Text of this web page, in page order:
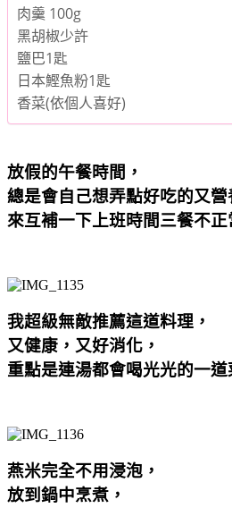
肉羹 100g
黑胡椒少許
鹽巴1匙
日本鰹魚粉1匙
香菜(依個人喜好)
放假的午餐時間，
總是會自己想弄點好吃的又營
來互補一下上班時間三餐不
我超級無敵推薦這道料理，
又健康，又好消化，
重點是連湯都會喝光光的一道
燕米完全不用浸泡 ，
放到鍋中烹煮，